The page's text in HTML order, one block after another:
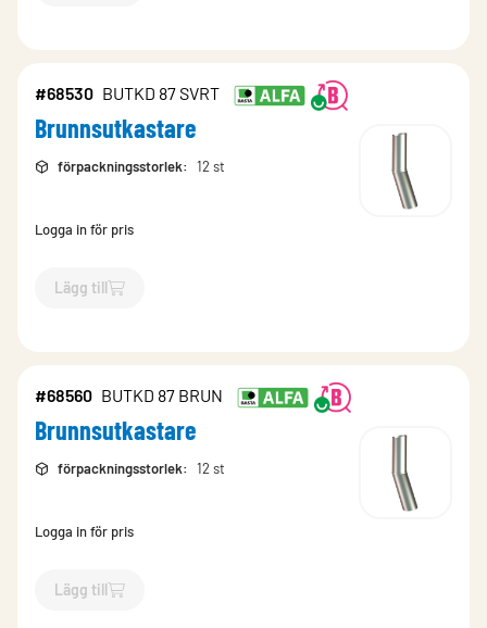
#68530 BUTKD 87 SVRT
Brunnsutkastare
förpackningsstorlek: 12 st
Logga in för pris
Lägg till
`$Lägg till
#68560 BUTKD 87 BRUN
Brunnsutkastare
förpackningsstorlek: 12 st
Logga in för pris
Lägg till
`$Lägg till